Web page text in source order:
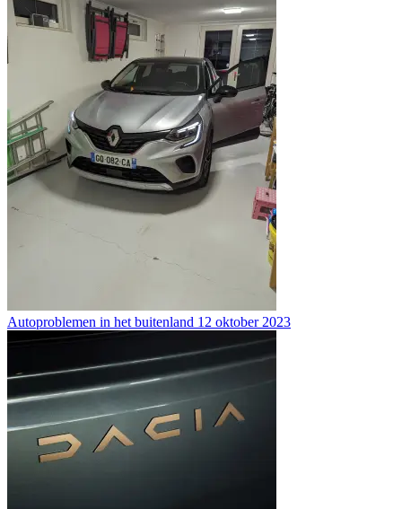
Autoproblemen in het buitenland 12 oktober 2023